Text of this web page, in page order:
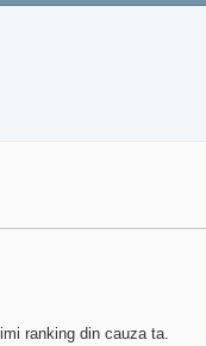
ranking din cauza ta.